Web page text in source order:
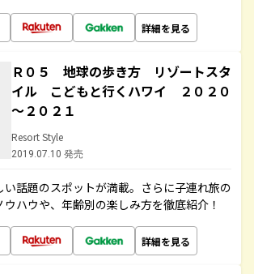
詳細を見る
Ｒ０５ 地球の歩き方 リゾートスタ
イル こどもと行くハワイ ２０２０
～２０２１
Resort Style
2019.07.10 発売
話題のスポットが満載。さらに子連れ旅の
ハウや、年齢別の楽しみ方を徹底紹介！
詳細を見る